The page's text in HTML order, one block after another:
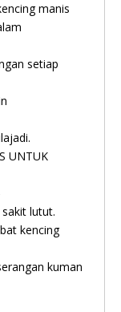
manis
setiap
UNTUK
lutut.
kencing
kuman